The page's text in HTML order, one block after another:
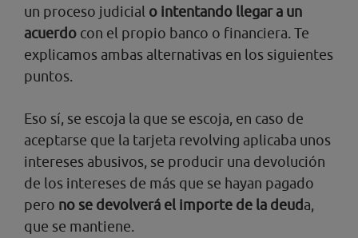
un proceso judicial o intentando llegar a un
acuerdo con el propio banco o financiera. Te
explicamos ambas alternativas en los siguientes
puntos.
Eso sí, se escoja la que se escoja, en caso de
aceptarse que la tarjeta revolving aplicaba unos
intereses abusivos, se producir una devolución
de los intereses de más que se hayan pagado
pero no se devolverá el importe de la deuda,
que se mantiene.